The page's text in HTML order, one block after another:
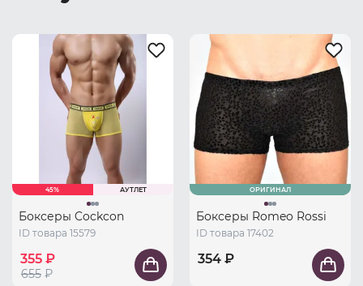
45% АУТЛЕТ
Боксеры Cockcon
ID товара 15579
355 ₽
655 ₽
ОРИГИНАЛ
Боксеры Romeo Rossi
ID товара 17402
354 ₽